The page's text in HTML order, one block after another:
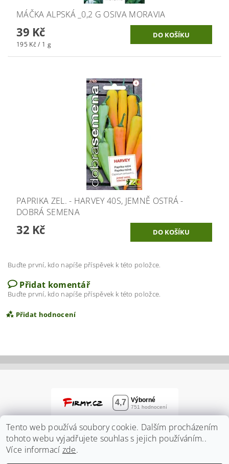
MÁČKA ALPSKÁ _0,2 G OSIVA MORAVIA
39 Kč
195 Kč / 1 g
PAPRIKA ZEL. - HARVEY 40S, JEMNĚ OSTRÁ -
DOBRÁ SEMENA
32 Kč
Buďte první, kdo napíše příspěvek k této položce.
Přidat komentář
Buďte první, kdo napíše příspěvek k této položce.
Přidat hodnocení
Tento web používá soubory cookie. Dalším procházením
tohoto webu vyjadřujete souhlas s jejich používáním..
Více informací zde.